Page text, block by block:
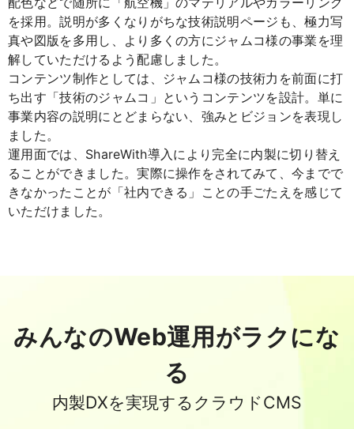
を採用。説明が多くなりがちな技術説明ページも、極力写
真や図版を多用し、より多くの方にジャムコ様の事業を理
解していただけるよう配慮しました。
コンテンツ制作としては、ジャムコ様の技術力を前面に打
ち出す「技術のジャムコ」というコンテンツを設計。単に
事業内容の説明にとどまらない、強みとビジョンを表現し
ました。
運用面では、ShareWith導入により完全に内製に切り替え
ることができました。実際に操作をされてみて、今までで
きなかったことが「社内できる」ことの手ごたえを感じて
いただけました。
みんなのWeb運用がラクにな
る
内製DXを実現するクラウドCMS